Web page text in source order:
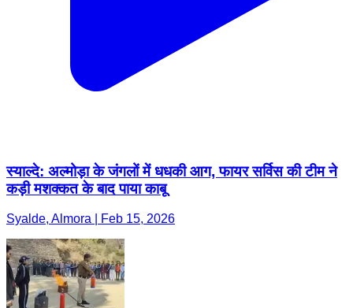
स्याल्दे: अल्मोड़ा के जंगलों में धधकी आग, फायर सर्विस की टीम ने
कड़ी मशक्कत के बाद पाया काबू
Syalde, Almora | Feb 15, 2026